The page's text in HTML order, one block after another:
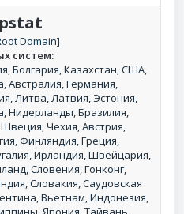
Domain]
систем:
Болгария, Казахстан, США,
Австралия, Германия,
Литва, Латвия, Эстония,
Нидерланды, Бразилия,
Чехия, Австрия,
Финляндия, Греция,
Ирландия, Швейцария,
Словения, Гонконг,
Словакия, Саудовская
Вьетнам, Индонезия,